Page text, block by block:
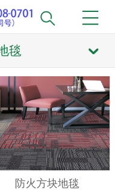
毯
防火方块地毯